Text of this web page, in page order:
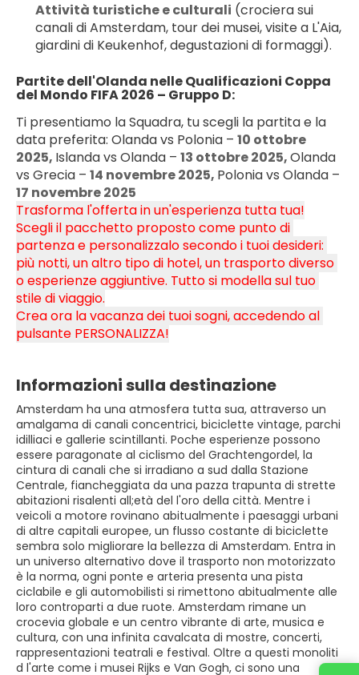
Attività turistiche e culturali (crociera sui
canali di Amsterdam, tour dei musei, visite a L'Aia,
giardini di Keukenhof, degustazioni di formaggi).
Partite dell'Olanda nelle Qualificazioni Coppa
del Mondo FIFA 2026 – Gruppo D:
Ti presentiamo la Squadra, tu scegli la partita e la
data preferita: Olanda vs Polonia – 10 ottobre
2025, Islanda vs Olanda – 13 ottobre 2025, Olanda
vs Grecia – 14 novembre 2025,
17 novembre 2025
Trasforma l'offerta in un'esperienza tutta tua!
Scegli il pacchetto proposto come punto di
partenza e personalizzalo secondo i tuoi desideri:
più notti, un altro tipo di hotel, un trasporto diverso
o esperienze aggiuntive. Tutto si modella sul tuo
stile di viaggio.
Crea ora la vacanza dei tuoi sogni, accedendo al
pulsante PERSONALIZZA!
Informazioni sulla destinazione
Amsterdam ha una atmosfera tutta sua, attraverso un
amalgama di canali concentrici, biciclette vintage, parchi
idilliaci e gallerie scintillanti. Poche esperienze possono
essere paragonate al ciclismo del Grachtengordel, la
cintura di canali che si irradiano a sud dalla Stazione
Centrale, fiancheggiata da una pazza trapunta di strette
abitazioni risalenti all;età del l'oro della città. Mentre i
veicoli a motore rovinano abitualmente i paesaggi urbani
di altre capitali europee, un flusso costante di biciclette
sembra solo migliorare la bellezza di Amsterdam. Entra in
un universo alternativo dove il trasporto non motorizzato
è la norma, ogni ponte e arteria presenta una pista
ciclabile e gli automobilisti si rimettono abitualmente alle
loro controparti a due ruote. Amsterdam rimane un
crocevia globale e un centro vibrante di arte, musica e
cultura, con una infinita cavalcata di mostre, concerti,
rappresentazioni teatrali e festival. Oltre a questi monoliti
d l'arte come i musei Rijks e Van Gogh, ci sono una